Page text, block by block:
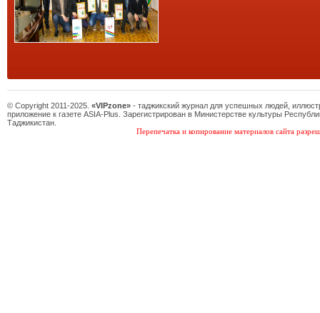
© Copyright 2011-2025. «VIPzone» - таджикский журнал для успешных людей,
приложение к газете ASIA-Plus. Зарегистрирован в Министерстве культуры
Таджикистан.
Перепечатка и копирование материалов сайта